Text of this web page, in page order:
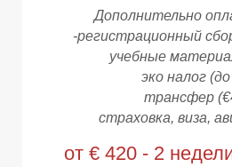
Дополнительно
-регистрационный
учебные
эко налог
трансфер
страховка, виза,
от € 420 - 2